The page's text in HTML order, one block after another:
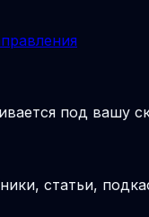
под вашу
статьи,